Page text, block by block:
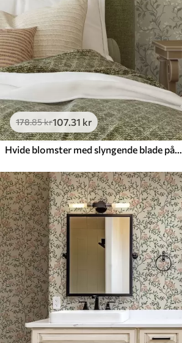
178.85kr107.31 kr
Hvide blomster med slyngende blade på lys baggrund